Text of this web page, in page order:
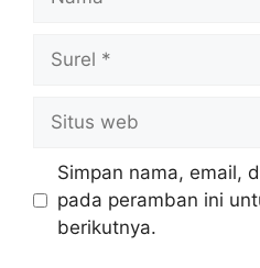
Surel
Situs
web
Simpan nama, email,
pada peramban ini
berikutnya.